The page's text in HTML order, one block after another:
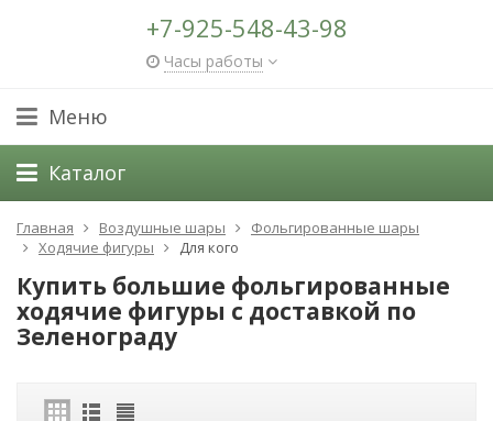
+7-925-548-43-98
Часы работы
Меню
Каталог
Главная Воздушные шары
Фольгированные шары
Ходячие фигуры
Для кого
Купить большие фольгированные
ходячие фигуры с доставкой по
Зеленограду